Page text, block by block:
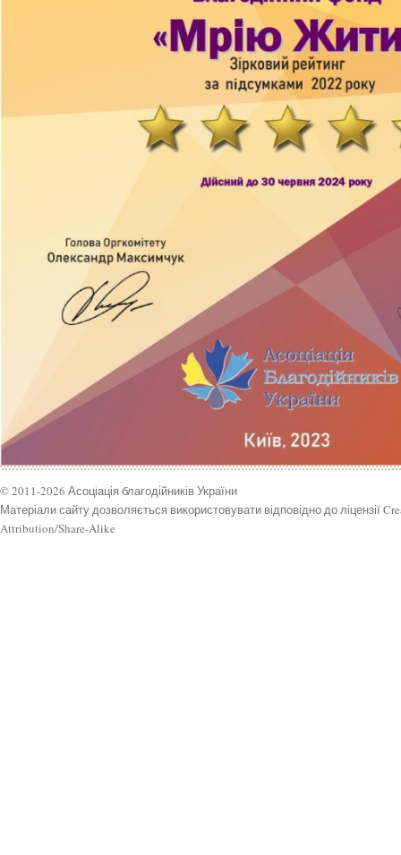
© 2011-2026 Асоціація благодійників України
Матеріали сайту дозволяється використовувати відповідно до ліцензії
Attribution/Share-Alike